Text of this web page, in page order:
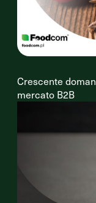
Crescente
mercato B2B